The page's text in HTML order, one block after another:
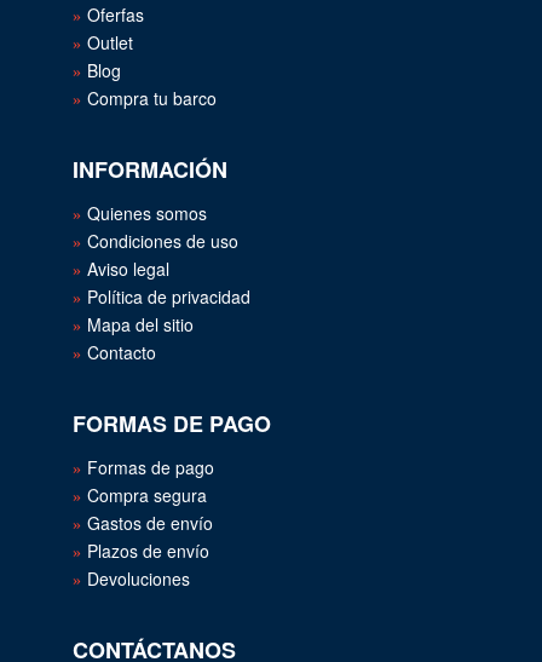
Oferfas
Outlet
Blog
Compra tu barco
INFORMACIÓN
Quienes somos
Condiciones de uso
Aviso legal
Política de privacidad
Mapa del sitio
Contacto
FORMAS DE PAGO
Formas de pago
Compra segura
Gastos de envío
Plazos de envío
Devoluciones
CONTÁCTANOS